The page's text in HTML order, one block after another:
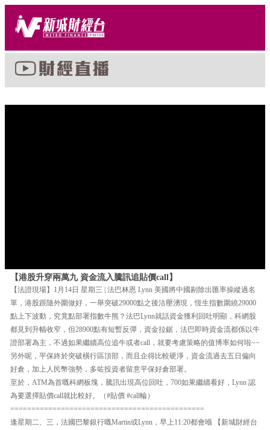
【港股升穿兩萬九 資金流入騰訊追貼價call】
【法證現場】1月14日 星期三 | 法巴林恩 Lynn 美國將中國剔除出匯率操縱過名
單，港股跟隨外圍做好，一舉突破29000點之後沽壓湧現，恆生指數圍繞29000
點上下波動，究竟點部署指數牛熊？法巴Lynn就話資金獲利回吐明顯，科網股
都見到升幅收窄，但28900點有短暫反彈，資金拉鋸，法巴即時資金流都係以牛
證部署為主，不過如果繼續高位追牛或者call，就要考慮策略的值博率如何啦~~
另外呢，平保終於突破橫行區頂部，而且企得比較硬淨，資金流過去五日偏向
好倉，加上人民幣強勢，多咗投資者留意平保好倉部署。
至於，ATM為首嘅科網板塊，騰訊出現高位回吐，700如果繼續看好，Lynn 認
為要選擇貼價call就比較好。（#貼價 #call輪）
==============================================
逢星期二、三，法國巴黎銀行嘅Martin或Lynn，早上11:20都會喺 【新城財經台